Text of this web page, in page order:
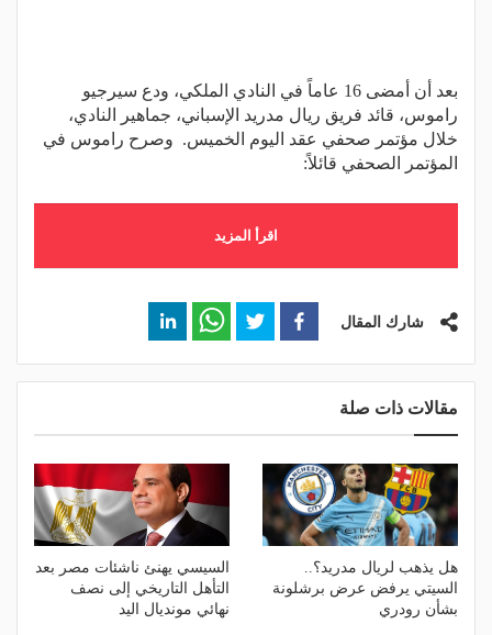
بعد أن أمضى 16 عاماً في النادي الملكي، ودع سيرجيو
راموس، قائد فريق ريال مدريد الإسباني، جماهير النادي،
خلال مؤتمر صحفي عقد اليوم الخميس. وصرح راموس في
المؤتمر الصحفي قائلاً:
اقرأ المزيد
شارك المقال
مقالات ذات صلة
هل يذهب لريال مدريد؟..
السيتي يرفض عرض برشلونة
بشأن رودري
السيسي يهنئ ناشئات مصر بعد
التأهل التاريخي إلى نصف
نهائي مونديال اليد